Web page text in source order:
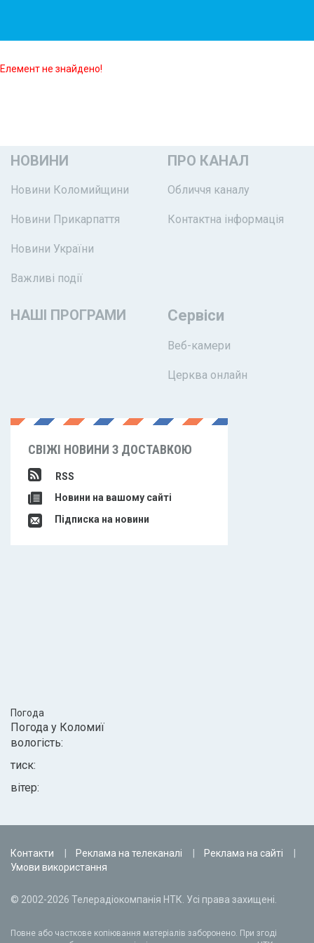
Елемент не знайдено!
НОВИНИ
Новини Коломийщини
Новини Прикарпаття
Новини України
Важливі події
ПРО КАНАЛ
Обличчя каналу
Контактна інформація
НАШІ ПРОГРАМИ Сервіси
Веб-камери
Церква онлайн
СВІЖІ НОВИНИ З ДОСТАВКОЮ
RSS
Новини на вашому сайті
Підписка на новини
Погода
Погода у Коломиї
вологість:
тиск:
вітер:
Контакти Реклама на телеканалі
Реклама на сайті
Умови використання
© 2002-2026 Телерадіокомпанія НТК. Усі права захищені.
Повне або часткове копіювання матеріалів заборонено. При згоді